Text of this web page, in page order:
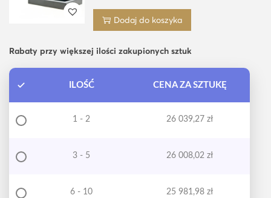
Dodaj do koszyka
Rabaty przy większej ilości zakupionych sztuk
ILOŚĆ CENA ZA SZTUKĘ
1 - 2 26 039,27 zł
3 - 5 26 008,02 zł
6 - 10 25 981,98 zł